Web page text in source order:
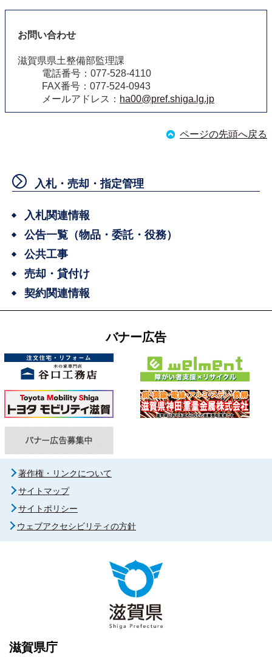
お問い合わせ
滋賀県県土整備部監理課
電話番号：077-528-4110
FAX番号：077-524-0943
メールアドレス： ha00@pref.shiga.lg.jp
ページの先頭へ戻る
入札・売却・指定管理
入札関連情報
公告一覧（物品・委託・役務）
公共工事
売却・貸付け
契約関連情報
バナー広告
著作権・リンクについて
サイトマップ
サイトポリシー
ウェブアクセシビリティの方針
滋賀県庁